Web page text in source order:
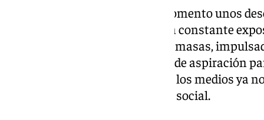
Los concursantes, hasta ese momento unos
fenómenos masivos gracias a la constante
alrededor de ellos. La cultura de masas,
se erigió en un nuevo escenario de aspiración
colectiva refuerza la idea de que los medios ya
consumo, sino de participación social.